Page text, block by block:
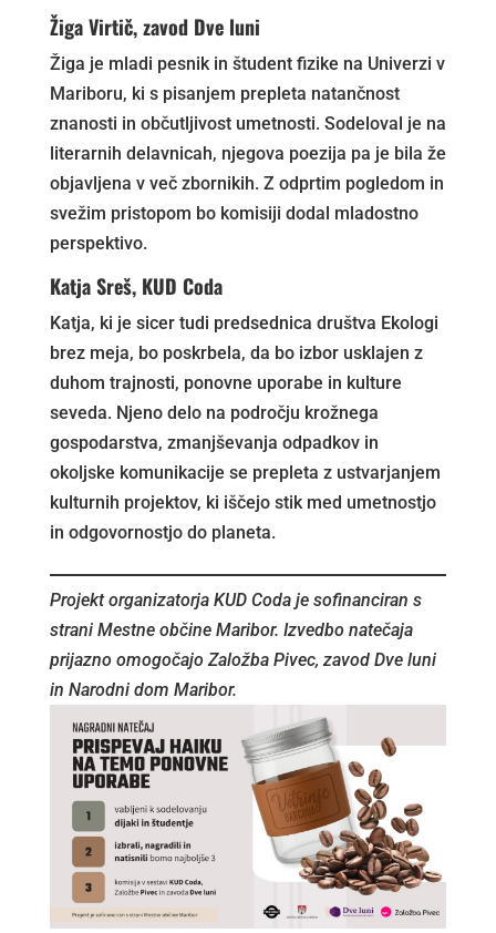
Žiga Virtič, zavod Dve luni
Žiga je mladi pesnik in študent fizike na Univerzi v
Mariboru, ki s pisanjem prepleta natančnost
znanosti in občutljivost umetnosti. Sodeloval je na
literarnih delavnicah, njegova poezija pa je bila že
objavljena v več zbornikih. Z odprtim pogledom in
svežim pristopom bo komisiji dodal mladostno
perspektivo.
Katja Sreš, KUD Coda
Katja, ki je sicer tudi predsednica društva Ekologi
brez meja, bo poskrbela, da bo izbor usklajen z
duhom trajnosti, ponovne uporabe in kulture
seveda. Njeno delo na področju krožnega
gospodarstva, zmanjševanja odpadkov in
okoljske komunikacije se prepleta z ustvarjanjem
kulturnih projektov, ki iščejo stik med umetnostjo
in odgovornostjo do planeta.
Projekt organizatorja KUD Coda je sofinanciran s
strani Mestne občine Maribor. Izvedbo natečaja
prijazno omogočajo Založba Pivec, zavod Dve luni
in Narodni dom Maribor.